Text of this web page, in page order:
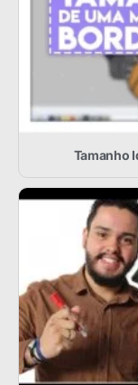
Tamanho